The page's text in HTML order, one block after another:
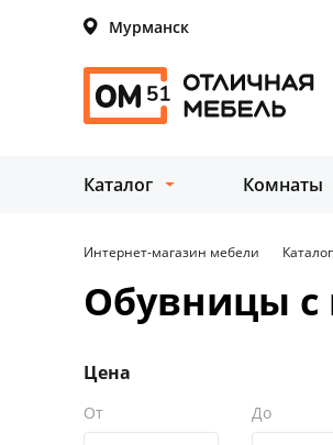
Мурманск
Каталог Комнаты
Интернет-магазин мебели
Обувницы
Цена
От До